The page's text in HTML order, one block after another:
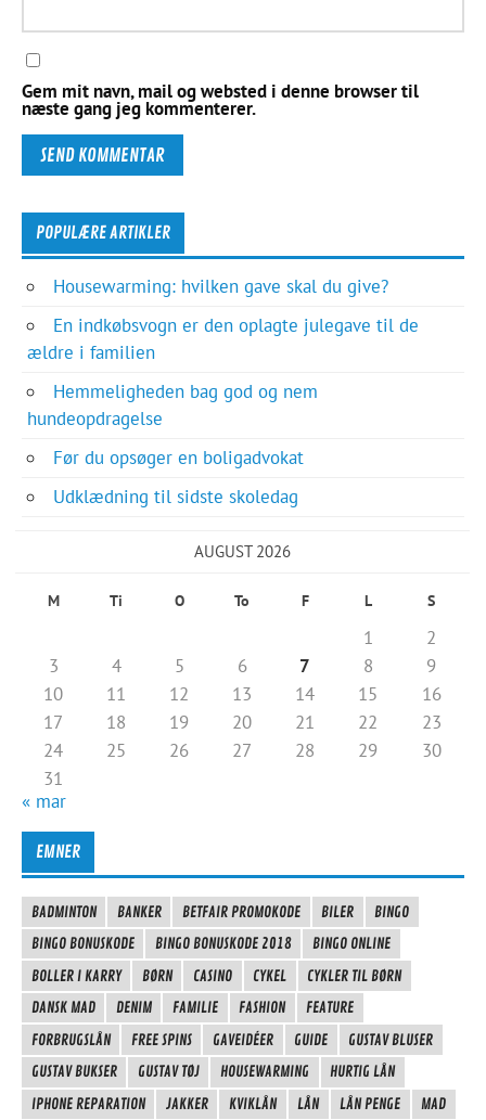
Gem mit navn, mail og websted i denne browser til
næste gang jeg kommenterer.
POPULÆRE ARTIKLER
Housewarming: hvilken gave skal du give?
En indkøbsvogn er den oplagte julegave til de
ældre i familien
Hemmeligheden bag god og nem
hundeopdragelse
Før du opsøger en boligadvokat
Udklædning til sidste skoledag
AUGUST 2026
M Ti O To F L S
1
2
3
4 5 6 7 8
9
10
11 12 13 14 15
16
17
18 19 20 21 22
23
24
25 26 27 28 29
30
31
« mar
EMNER
BADMINTON BANKER BETFAIR PROMOKODE BILER
BINGO
BINGO BONUSKODE
BINGO BONUSKODE 2018
BINGO ONLINE
BOLLER I KARRY
BØRN CASINO CYKEL
CYKLER TIL BØRN
DANSK MAD
DENIM FAMILIE FASHION
FEATURE
FORBRUGSLÅN
FREE SPINS GAVEIDÉER GUIDE
GUSTAV BLUSER
GUSTAV BUKSER
GUSTAV TØJ HOUSEWARMING
HURTIG LÅN
IPHONE REPARATION
JAKKER KVIKLÅN LÅN LÅN PENGE MAD